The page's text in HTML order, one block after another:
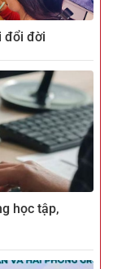
đổi đời
học tập,